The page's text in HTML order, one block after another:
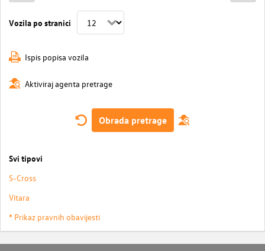
Vozila po stranici
Ispis popisa vozila
Aktiviraj agenta pretrage
Obrada pretrage
Svi tipovi
S-Cross
Vitara
* Prikaz pravnih obavijesti